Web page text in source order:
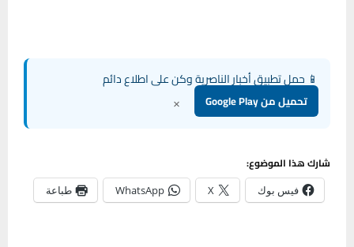
📱 حمل تطبيق أخبار الناصرية وكن على اطلاع دائم
تحميل من Google Play ×
شارك هذا الموضوع:
فيس بوك X
WhatsApp طباعة